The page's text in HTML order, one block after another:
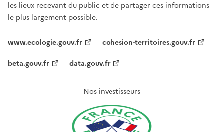
les lieux recevant du public et de partager ces informations
le plus largement possible.
www.ecologie.gouv.fr
cohesion-territoires.gouv.fr
beta.gouv.fr
data.gouv.fr
Nos investisseurs